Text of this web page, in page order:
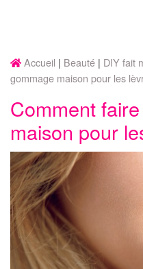
Accueil Beauté DIY fait
gommage maison pour les
Comment
maison pour